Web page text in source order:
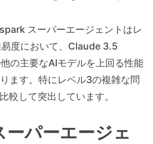
スーパーエージェントはレ
度において、Claude 3.5
の主要なAIモデルを上回る性能
ます。特にレベル3の複雑な問
較して突出しています。
パーエージェ